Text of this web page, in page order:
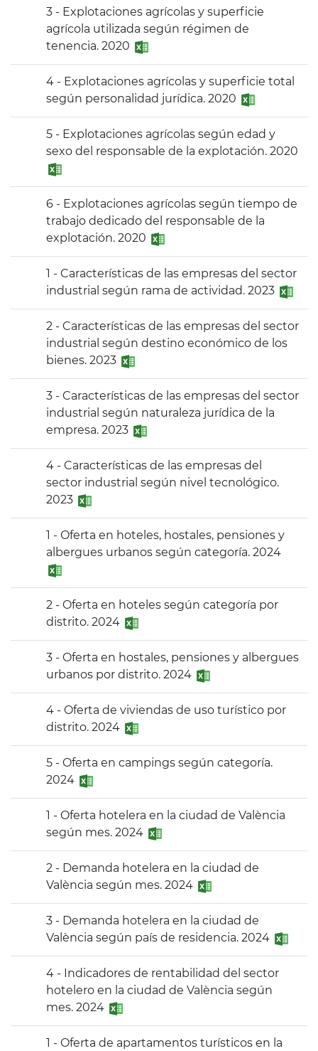
3 - Explotaciones agrícolas y superficie
agrícola utilizada según régimen de
tenencia. 2020
4 - Explotaciones agrícolas y superficie total
según personalidad jurídica. 2020
5 - Explotaciones agrícolas según edad y
sexo del responsable de la explotación. 2020
6 - Explotaciones agrícolas según tiempo de
trabajo dedicado del responsable de la
explotación. 2020
1 - Características de las empresas del sector
industrial según rama de actividad. 2023
2 - Características de las empresas del sector
industrial según destino económico de los
bienes. 2023
3 - Características de las empresas del sector
industrial según naturaleza jurídica de la
empresa. 2023
4 - Características de las empresas del
sector industrial según nivel tecnológico.
2023
1 - Oferta en hoteles, hostales, pensiones y
albergues urbanos según categoría. 2024
2 - Oferta en hoteles según categoría por
distrito. 2024
3 - Oferta en hostales, pensiones y albergues
urbanos por distrito. 2024
4 - Oferta de viviendas de uso turístico por
distrito. 2024
5 - Oferta en campings según categoría.
2024
1 - Oferta hotelera en la ciudad de València
según mes. 2024
2 - Demanda hotelera en la ciudad de
València según mes. 2024
3 - Demanda hotelera en la ciudad de
València según país de residencia. 2024
4 - Indicadores de rentabilidad del sector
hotelero en la ciudad de València según
mes. 2024
1 - Oferta de apartamentos turísticos en la